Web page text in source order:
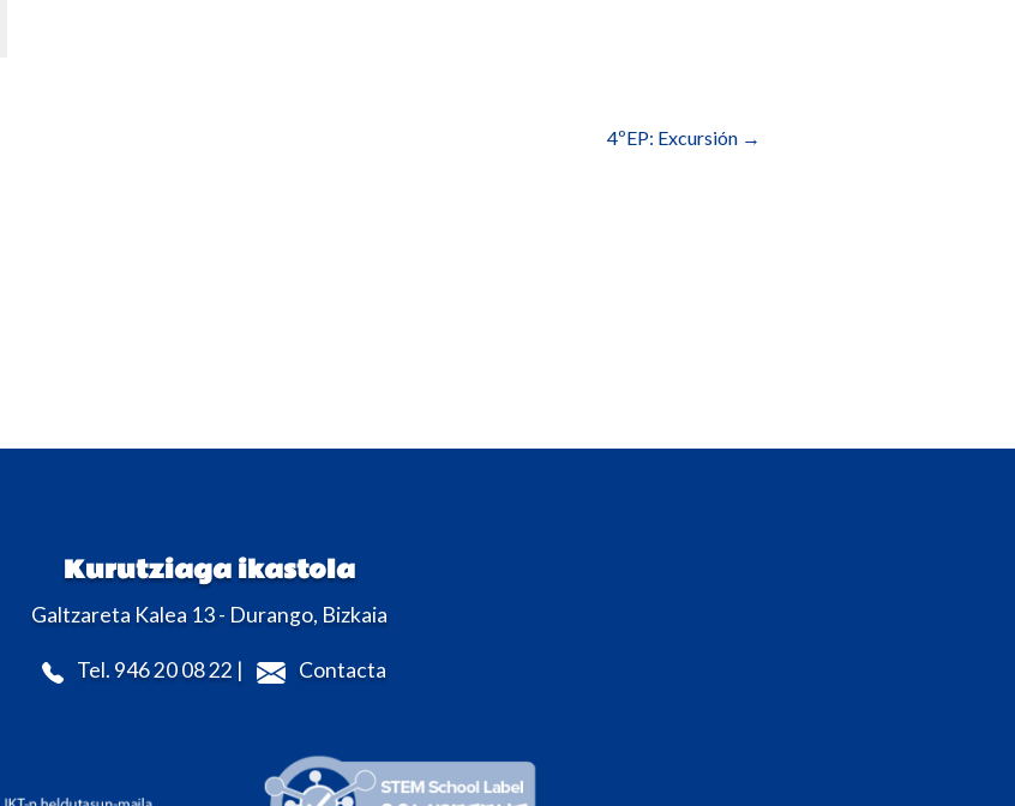
4ºEP: Excursión →
Kurutziaga ikastola
Galtzareta Kalea 13 - Durango, Bizkaia
Tel. 946 20 08 22 | Contacta